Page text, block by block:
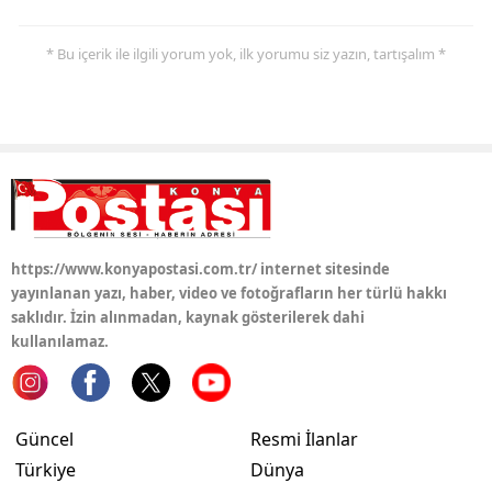
* Bu içerik ile ilgili yorum yok, ilk yorumu siz yazın, tartışalım *
https://www.konyapostasi.com.tr/ internet sitesinde
yayınlanan yazı, haber, video ve fotoğrafların her türlü hakkı
saklıdır. İzin alınmadan, kaynak gösterilerek dahi
kullanılamaz.
Güncel
Türkiye
Resmi İlanlar
Dünya